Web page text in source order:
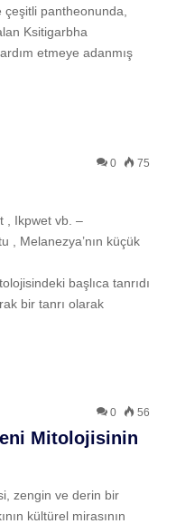
çeşitli pantheonunda,
Ksitigarbha
etmeye adanmış
0 75
, Ikpwet vb. –
, Melanezya’nın küçük
başlıca tanrıdı
bir tanrı olarak
0 56
Mitolojisinin
zengin ve derin bir
kültürel mirasının